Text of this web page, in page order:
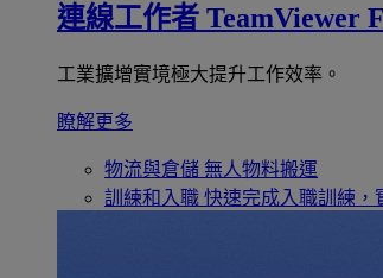
連線工作者 TeamViewer
工業擴增實境極大提升工作效率。
瞭解更多
物流與倉儲 無人物料搬運
訓練和入職 快速完成入職訓練，